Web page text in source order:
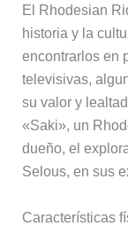
El Rhodesian
historia y la
encontrarlos en
televisivas,
su valor y
«Saki», un
dueño, el
Selous, en sus
Características